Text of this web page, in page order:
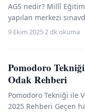
AGS nedir? Millî
yapılan merkezi
AGS 2025 tarihleri,
9 Ekim 2025·2 dk okuma
Pomodoro
Odak Rehberi
Pomodoro Tekniği ile
2025 Rehberi Geçen